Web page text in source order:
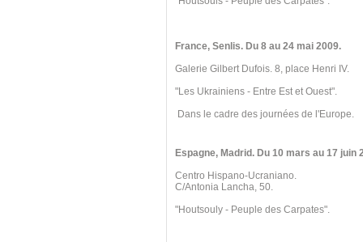
France, Senlis. Du 8 au 24 mai 2009.
Galerie Gilbert Dufois. 8, place Henri IV.
"Les Ukrainiens - Entre Est et Ouest".
Dans le cadre des journées de l'Europe.
Espagne, Madrid. Du 10 mars au 17 juin
Centro Hispano-Ucraniano.
C/Antonia Lancha, 50.
"Houtsouly - Peuple des Carpates".